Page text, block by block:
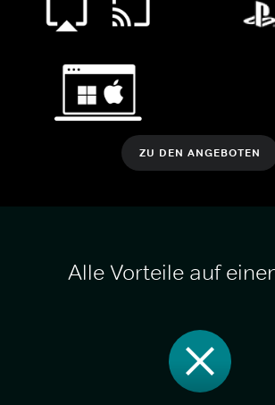
ZU DEN ANGEBOTEN
Alle Vorteile auf